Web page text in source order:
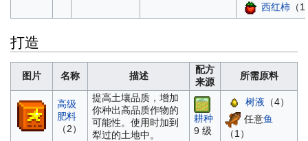
西红柿（1
打造
图片 名称 描述
配方
来源
所需原料
高级
肥料
（2）
提高土壤品质，增加
你种出高品质作物的
可能性。使用时加到
犁过的土地中。
耕种
9 级
树液 （4）
任意鱼
（1）